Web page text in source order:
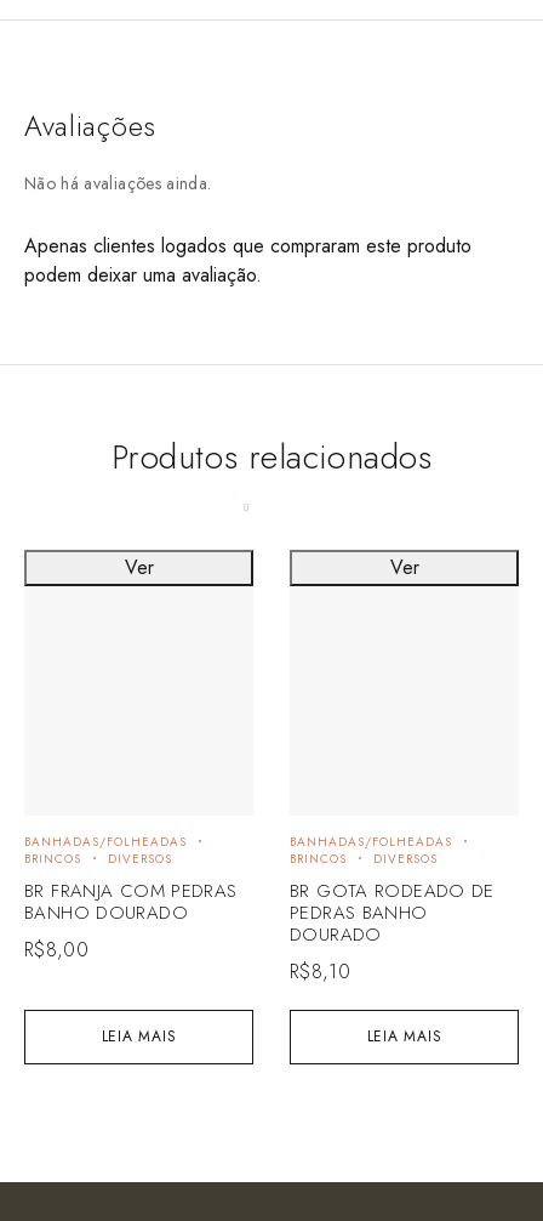
Avaliações
Não há avaliações ainda.
Apenas clientes logados que compraram este produto
podem deixar uma avaliação.
Produtos relacionados
LEIA MAIS
BANHADAS/FOLHEADAS
BRINCOS
DIVERSOS
BR FRANJA COM PEDRAS
BANHO DOURADO
R$8,00
Ver
LEIA MAIS
BANHADAS/FOLHEADAS
BRINCOS
DIVERSOS
BR GOTA RODEADO DE
PEDRAS BANHO
DOURADO
R$8,10
Ver